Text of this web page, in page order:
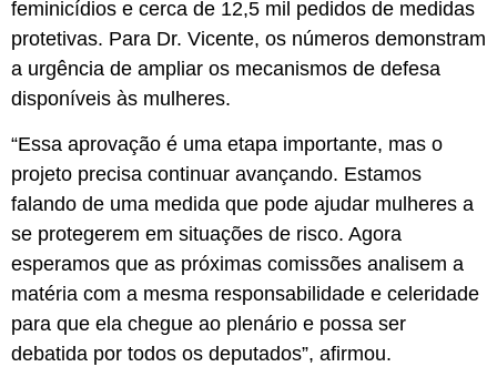
feminicídios e cerca de 12,5 mil pedidos de medidas
protetivas. Para Dr. Vicente, os números demonstram
a urgência de ampliar os mecanismos de defesa
disponíveis às mulheres.
“Essa aprovação é uma etapa importante, mas o
projeto precisa continuar avançando. Estamos
falando de uma medida que pode ajudar mulheres a
se protegerem em situações de risco. Agora
esperamos que as próximas comissões analisem a
matéria com a mesma responsabilidade e celeridade
para que ela chegue ao plenário e possa ser
debatida por todos os deputados”, afirmou.